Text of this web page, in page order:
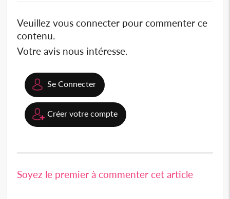
Veuillez vous connecter pour commenter ce
contenu.
Votre avis nous intéresse.
Se Connecter
Créer votre compte
Soyez le premier à commenter cet article